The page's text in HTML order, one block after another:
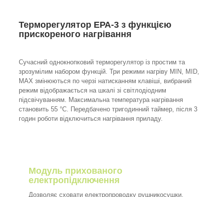
Терморегулятор ЕРА-3 з функцією
прискореного нагрівання
Сучасний однокнопковий терморегулятор із простим та
зрозумілим набором функцій. Три режими нагріву MIN, MID,
MAX змінюються по черзі натисканням клавіші, вибраний
режим відображається на шкалі зі світлодіодним
підсвічуванням. Максимальна температура нагрівання
становить 55 °C. Передбачено тригодинний таймер, після 3
годин роботи відключиться нагрівання приладу.
Модуль прихованого
електропідключення
Дозволяє сховати електропроводку рушникосушки,